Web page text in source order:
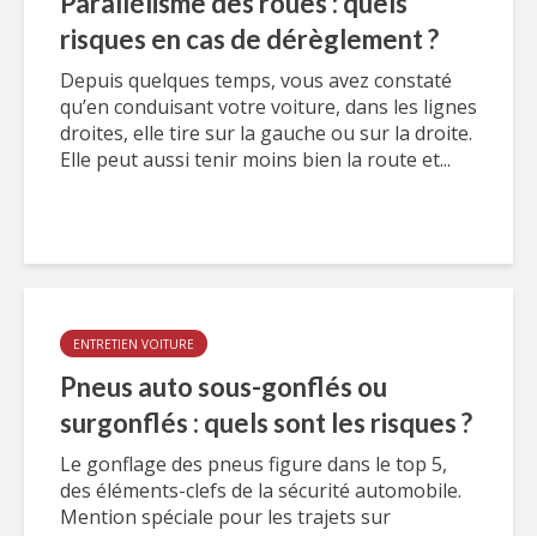
risques en cas de dérèglement ?
Depuis quelques temps, vous avez constaté
qu’en conduisant votre voiture, dans les lignes
droites, elle tire sur la gauche ou sur la droite.
Elle peut aussi tenir moins bien la route et...
ENTRETIEN VOITURE
Pneus auto sous-gonflés ou
surgonflés : quels sont les risques ?
Le gonflage des pneus figure dans le top 5,
des éléments-clefs de la sécurité automobile.
Mention spéciale pour les trajets sur